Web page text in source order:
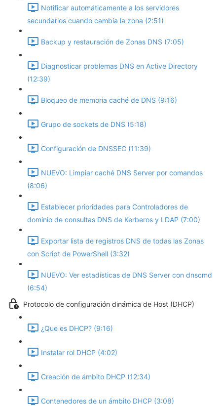
Notificar automáticamente a los servidores
secundarios cuando cambia la zona (2:51)
Backup y restauración de Zonas DNS (7:05)
Diagnosticar problemas DNS en Active Directory
(12:39)
Bloqueo de memoria caché de DNS (9:16)
Grupo de sockets de DNS (5:18)
Configuración de DNSSEC (11:39)
NUEVO: Limpiar caché DNS Server por comandos
(8:06)
Establecer prioridades para Controladores de
dominio de consultas DNS de Kerberos y LDAP (7:00)
Exportar lista de registros DNS de todas las Zonas
con Script de PowerShell (3:32)
NUEVO: Ver estadísticas de DNS Server con dnscmd
(6:54)
Protocolo de configuración dinámica de Host (DHCP)
¿Que es DHCP? (9:16)
Instalar rol DHCP (4:02)
Creación de ámbito DHCP (12:34)
Contenedores de un ámbito DHCP (3:08)